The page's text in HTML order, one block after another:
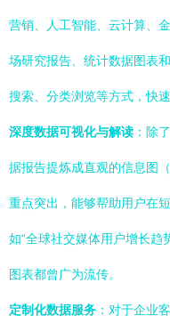
营销、人工智能、云计算、
场研究报告、统计数据图表
搜索、分类浏览等方式，快
深度数据可视化与解读 ：除
据报告提炼成直观的信息图
重点突出，能够帮助用户在
如“全球社交媒体用户增长趋
图表都曾广为流传。
定制化数据服务 ：对于企业